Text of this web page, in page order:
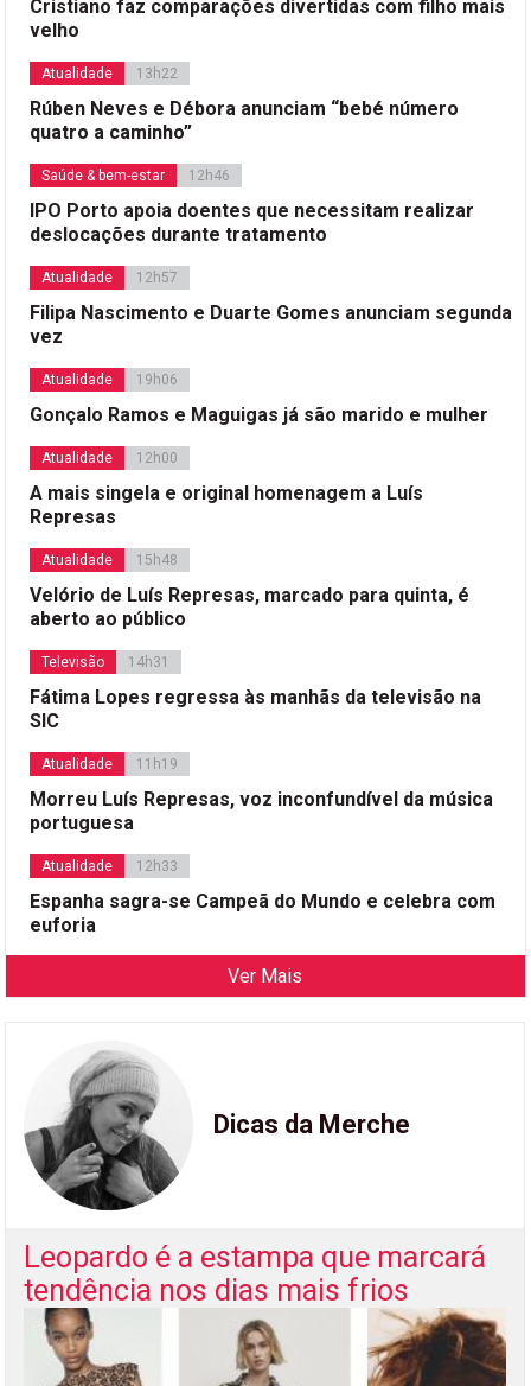
Cristiano faz comparações divertidas com filho mais
velho
Atualidade 13h22
Rúben Neves e Débora anunciam “bebé número
quatro a caminho”
Saúde & bem-estar 12h46
IPO Porto apoia doentes que necessitam realizar
deslocações durante tratamento
Atualidade 12h57
Filipa Nascimento e Duarte Gomes anunciam segunda
vez
Atualidade 19h06
Gonçalo Ramos e Maguigas já são marido e mulher
Atualidade 12h00
A mais singela e original homenagem a Luís
Represas
Atualidade 15h48
Velório de Luís Represas, marcado para quinta, é
aberto ao público
Televisão 14h31
Fátima Lopes regressa às manhãs da televisão na
SIC
Atualidade 11h19
Morreu Luís Represas, voz inconfundível da música
portuguesa
Atualidade 12h33
Espanha sagra-se Campeã do Mundo e celebra com
euforia
Ver Mais
Dicas da Merche
Leopardo é a estampa que marcará
tendência nos dias mais frios